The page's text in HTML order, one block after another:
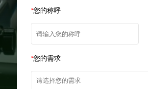
*您的称呼
*您的需求